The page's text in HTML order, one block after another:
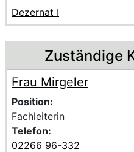
Dezernat I
Zuständige
Beschreibung der
Voller Name:
Frau Mirgeler
Position:
Fachleiterin
Telefon:
02266 96-332